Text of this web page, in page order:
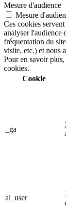
Mesure d'audience
Mesure
Ces cookies
analyser l'audience
fréquentation du
visite, etc.) et nous
Pour en savoir
cookies.
Cookie
_ga
ai_user